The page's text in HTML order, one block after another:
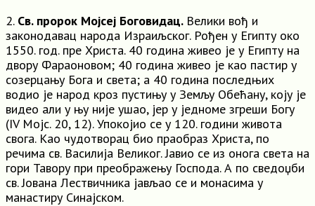
2. Св. пророк Мојсеј Боговидац. Велики вођ и
законодавац народа Израиљског. Рођен у Египту око
1550. год. пре Христа. 40 година живео је у Египту на
двору Фараоновом; 40 година живео је као пастир у
созерцању Бога и света; а 40 година последњих
водио је народ кроз пустињу у Земљу Обећану, коју је
видео али у њу није ушао, јер у једноме згреши Богу
(IV Мојс. 20, 12). Упокојио се у 120. години живота
свога. Као чудотворац био праобраз Христа, по
речима св. Василија Великог. Јавио се из онога света на
гори Тавору при преображењу Господа. А по сведоџби
св. Јована Лествичника јављао се и монасима у
манастиру Синајском.